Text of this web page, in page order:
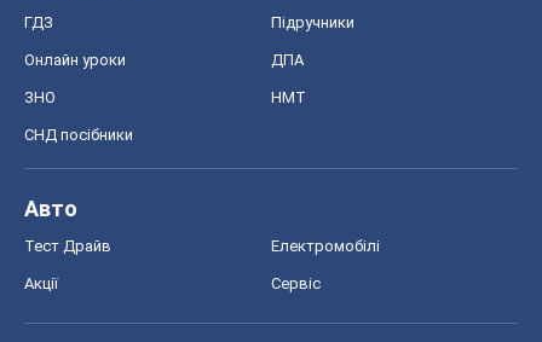
ГДЗ Підручники
Онлайн уроки ДПА
ЗНО НМТ
СНД посібники
Авто
Тест Драйв Електромобілі
Акції Сервіс